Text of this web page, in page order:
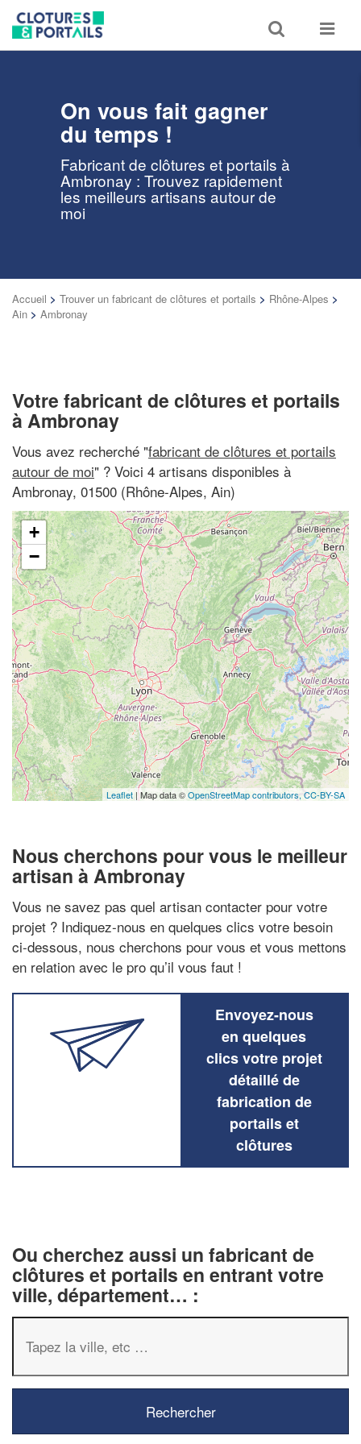
Toggle
search
Toggle
On vous fait gagner
du temps !
Fabricant de clôtures et portails à
Ambronay : Trouvez rapidement
les meilleurs artisans autour de
moi
Accueil > Trouver un fabricant de clôtures et portails > Rhône-Alpes >
Ain > Ambronay
Votre fabricant de clôtures et portails
à Ambronay
Vous avez recherché "fabricant de clôtures et portails
autour de moi" ? Voici 4 artisans disponibles à
Ambronay, 01500 (Rhône-Alpes, Ain)
+
−
Leaflet | Map data ©OpenStreetMap contributors, CC-BY-SA
Nous cherchons pour vous le meilleur
artisan à Ambronay
Vous ne savez pas quel artisan contacter pour votre
projet ? Indiquez-nous en quelques clics votre besoin
ci-dessous, nous cherchons pour vous et vous mettons
en relation avec le pro qu’il vous faut !
Envoyez-nous
en quelques
clics votre projet
détaillé de
fabrication de
portails et
clôtures
Ou cherchez aussi un fabricant de
clôtures et portails en entrant votre
ville, département… :